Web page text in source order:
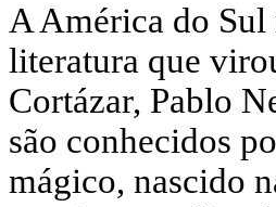
A América do Sul
literatura que
Cortázar, Pablo
são conhecidos
mágico, nascido